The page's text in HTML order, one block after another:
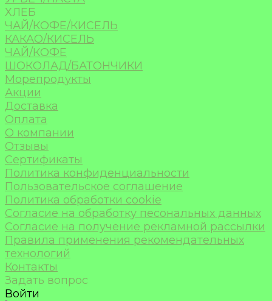
ХЛЕБ
ЧАЙ/КОФЕ/КИСЕЛЬ
КАКАО/КИСЕЛЬ
ЧАЙ/КОФЕ
ШОКОЛАД/БАТОНЧИКИ
Морепродукты
Акции
Доставка
Оплата
О компании
Отзывы
Сертификаты
Политика конфиденциальности
Пользовательское соглашение
Политика обработки cookie
Согласие на обработку песональных данных
Согласие на получение рекламной рассылки
Правила применения рекомендательных
технологий
Контакты
Задать вопрос
Войти